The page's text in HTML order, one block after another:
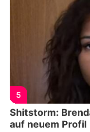
5
Shitstorm:
auf neuem Profil